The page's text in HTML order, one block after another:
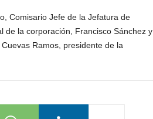
Comisario Jefe de la Jefatura de
de la corporación, Francisco Sánchez y
Ramos, presidente de la